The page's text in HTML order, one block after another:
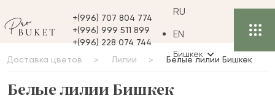
+(996) 707 804 774
+(996) 999 511 899
+(996) 228 074 744
RU
EN
Бишкек
Доставка цветов Лилии Белые лилии Бишкек
Белые лилии Бишкек